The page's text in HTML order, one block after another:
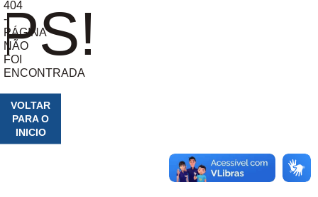
404
-
PÁGINA
NÃO
FOI
ENCONTRADA
VOLTAR
PARA O
INICIO